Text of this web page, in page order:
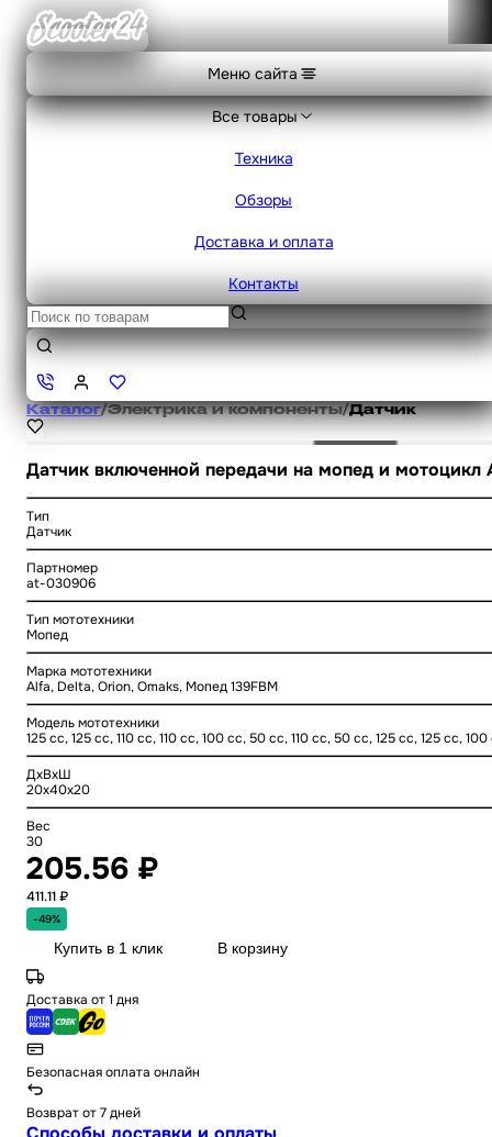
Меню сайта
Все товары
Техника
Обзоры
Доставка и оплата
Контакты
Каталог/Электрика и компоненты/Датчик
Датчик включенной передачи на мопед и мотоцикл
Тип
Датчик
Партномер
at-030906
Тип мототехники
Мопед
Марка мототехники
Alfa, Delta, Orion, Omaks, Мопед 139FBM
Модель мототехники
125 cc, 125 cc, 110 cc, 110 cc, 100 cc, 50 cc, 110 cc, 50 cc, 125 cc, 125 cc,
ДхВхШ
20x40x20
Вес
30
205.56 ₽
411.11 ₽
-49%
Купить в 1 клик В корзину
Доставка от 1 дня
Безопасная оплата онлайн
Возврат от 7 дней